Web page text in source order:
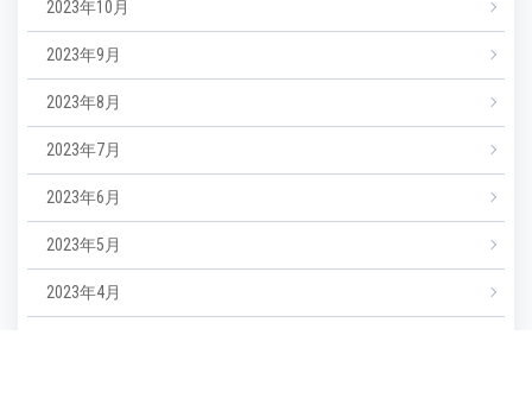
2023年10月
2023年9月
2023年8月
2023年7月
2023年6月
2023年5月
2023年4月